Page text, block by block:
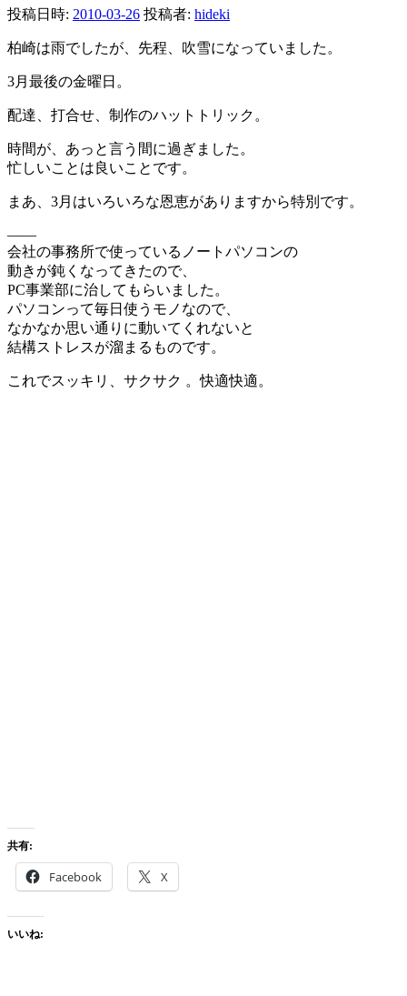
投稿日時: 2010-03-26 投稿者: hideki
柏崎は雨でしたが、先程、吹雪になっていました。
3月最後の金曜日。
配達、打合せ、制作のハットトリック。
時間が、あっと言う間に過ぎました。
忙しいことは良いことです。
まあ、3月はいろいろな恩恵がありますから特別です。
——
会社の事務所で使っているノートパソコンの
動きが鈍くなってきたので、
PC事業部に治してもらいました。
パソコンって毎日使うモノなので、
なかなか思い通りに動いてくれないと
結構ストレスが溜まるものです。
これでスッキリ、サクサク 。快適快適。
共有:
Facebook X
いいね: